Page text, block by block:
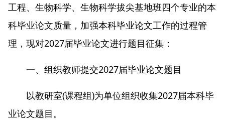
工程、生物科学、生物科学拔尖基地班四个专业的本
科毕业论文质量，加强本科毕业论文工作的过程管
理，现对2027届毕业论文进行题目征集：
一、组织教师提交2027届毕业论文题目
以教研室(课程组)为单位组织收集2027届本科毕
业论文题目。